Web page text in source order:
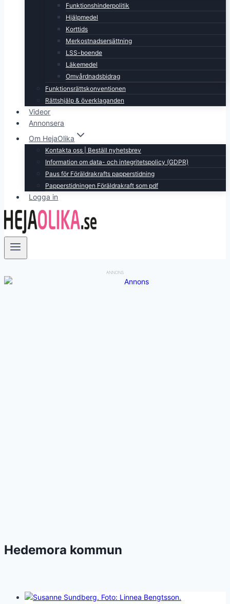
Funktionshinderpolitik
Hjälpmedel
Korttids
Merkostnadsersättning
LSS-boende
Läkemedel
Omvårdnadsbidrag
Funktionsrättskonventionen
Rättshjälp & överklaganden
Videor
Annonsera
Om HejaOlika
Kontakta oss | Beställ nyhetsbrev
Information om data- och integritetspolicy (GDPR)
Paus för Föräldrakrafts papperstidning
Papperstidningen Föräldrakraft som pdf
Logga in
ANNONS
Hedemora kommun